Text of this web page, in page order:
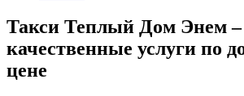
Такси Теплый Дом Энем–
качественные услуги по
цене